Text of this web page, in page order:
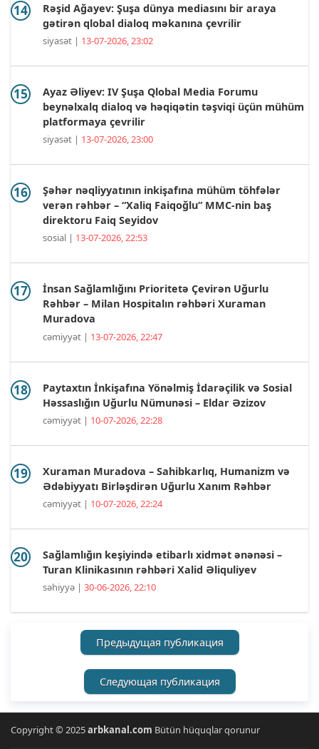
Rəşid Ağayev: Şuşa dünya mediasını bir araya
gətirən qlobal dialoq məkanına çevrilir
siyasət | 13-07-2026, 23:02
Ayaz Əliyev: IV Şuşa Qlobal Media Forumu
beynəlxalq dialoq və həqiqətin təşviqi üçün mühüm
platformaya çevrilir
siyasət | 13-07-2026, 23:00
Şəhər nəqliyyatının inkişafına mühüm töhfələr
verən rəhbər – “Xaliq Faiqoğlu” MMC-nin baş
direktoru Faiq Seyidov
sosial | 13-07-2026, 22:53
İnsan Sağlamlığını Prioritetə Çevirən Uğurlu
Rəhbər – Milan Hospitalın rəhbəri Xuraman
Muradova
cəmiyyət | 13-07-2026, 22:47
Paytaxtın İnkişafına Yönəlmiş İdarəçilik və Sosial
Həssaslığın Uğurlu Nümunəsi – Eldar Əzizov
cəmiyyət | 10-07-2026, 22:28
Xuraman Muradova – Sahibkarlıq, Humanizm və
Ədəbiyyatı Birləşdirən Uğurlu Xanım Rəhbər
cəmiyyət | 10-07-2026, 22:24
Sağlamlığın keşiyində etibarlı xidmət ənənəsi –
Turan Klinikasının rəhbəri Xalid Əliquliyev
səhiyyə | 30-06-2026, 22:10
Предыдущая публикация
Следующая публикация
Copyright © 2025arbkanal.com Bütün hüquqlar qorunur